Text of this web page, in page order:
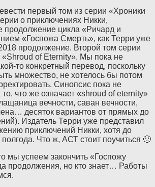
первый том из серии «Хроники
о приключениях Никки,
продолжение цикла «Ричард и
«Госпожа Смерть», как Терри уже
продолжение. Второй том серии
«Shroud of Eternity». Мы пока не
то конкретный перевод, поскольку
множество, не хотелось бы потом
Синопсис пока не
то, что же означает «shroud of eternity»
вечности, саван вечности,
десяток вариантов от прямых до
Издатель Терри уже представил
приключений Никки, хотя до
Что ж, АСТ стоит поучиться 🙂
мы успеем закончить «Госпожу
продолжения, но кто знает… Работы